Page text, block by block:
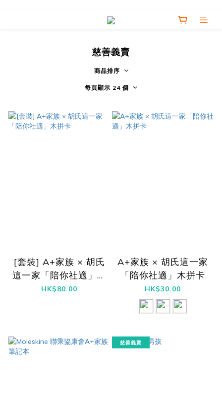
慈善義賣
商品排序
每頁顯示 24 個
[套裝] A+家族 × 胡氏
這一家「陪你社適」木
拼卡
HK$80.00
A+家族 × 胡氏這一家
「陪你社適」木拼卡
HK$30.00
慈善義賣